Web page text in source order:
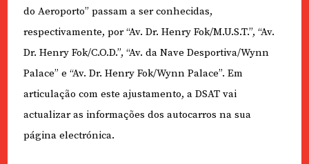
do Aeroporto” passam a ser conhecidas,
respectivamente, por “Av. Dr. Henry Fok/M.U.S.T.”, “Av.
Dr. Henry Fok/C.O.D.”, “Av. da Nave Desportiva/Wynn
Palace” e “Av. Dr. Henry Fok/Wynn Palace”. Em
articulação com este ajustamento, a DSAT vai
actualizar as informações dos autocarros na sua
página electrónica.